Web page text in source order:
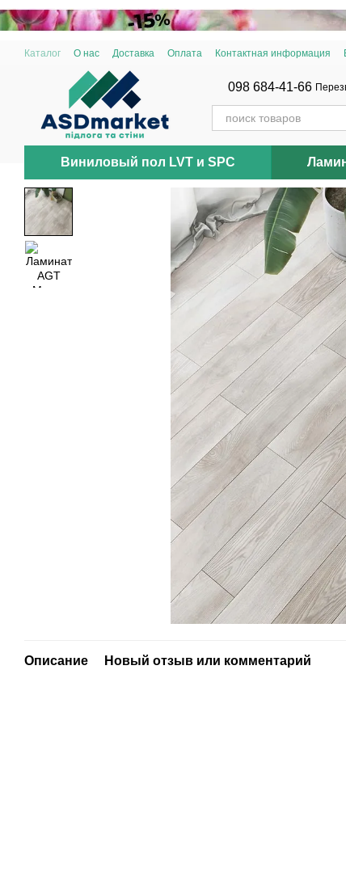
Перейти к основному контенту
Каталог О нас Доставка Оплата Контактная информация
098 684-41-66
Виниловый пол LVT и SPC
Описание Новый отзыв или комментарий